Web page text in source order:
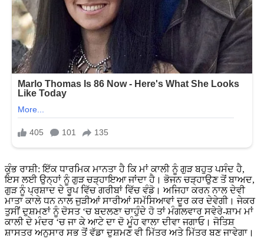
ਕੁੰਭ ਰਾਸ਼ੀ: ਇੱਕ ਧਾਰਮਿਕ ਮਾਨਤਾ ਹੈ ਕਿ ਮਾਂ ਕਾਲੀ ਨੂੰ ਗੁੜ ਬਹੁਤ ਪਸੰਦ ਹੈ,
ਇਸ ਲਈ ਉਨ੍ਹਾਂ ਨੂੰ ਗੁੜ ਚੜ੍ਹਾਇਆ ਜਾਂਦਾ ਹੈ। ਭੋਜਨ ਚੜ੍ਹਾਉਣ ਤੋਂ ਬਾਅਦ,
ਗੁੜ ਨੂੰ ਪ੍ਰਸ਼ਾਦ ਦੇ ਰੂਪ ਵਿੱਚ ਗਰੀਬਾਂ ਵਿੱਚ ਵੰਡੋ। ਅਜਿਹਾ ਕਰਨ ਨਾਲ ਦੇਵੀ
ਮਾਤਾ ਕਾਲੇ ਧਨ ਨਾਲ ਜੁੜੀਆਂ ਸਾਰੀਆਂ ਸਮੱਸਿਆਵਾਂ ਦੂਰ ਕਰ ਦੇਵੇਗੀ। ਜੇਕਰ
ਤੁਸੀਂ ਦੁਸ਼ਮਣਾਂ ਨੂੰ ਦੋਸਤ ‘ਚ ਬਦਲਣਾ ਚਾਹੁੰਦੇ ਹੋ ਤਾਂ ਮੰਗਲਵਾਰ ਸਵੇਰੇ-ਸ਼ਾਮ ਮਾਂ
ਕਾਲੀ ਦੇ ਮੰਦਰ ‘ਚ ਜਾ ਕੇ ਆਟੇ ਦਾ ਦੋ ਮੂੰਹ ਵਾਲਾ ਦੀਵਾ ਜਗਾਓ। ਜੋਤਿਸ਼
ਸ਼ਾਸਤਰ ਅਨੁਸਾਰ ਸਭ ਤੋਂ ਵੱਡਾ ਦੁਸ਼ਮਣ ਵੀ ਮਿੱਤਰ ਅਤੇ ਮਿੱਤਰ ਬਣ ਜਾਵੇਗਾ।